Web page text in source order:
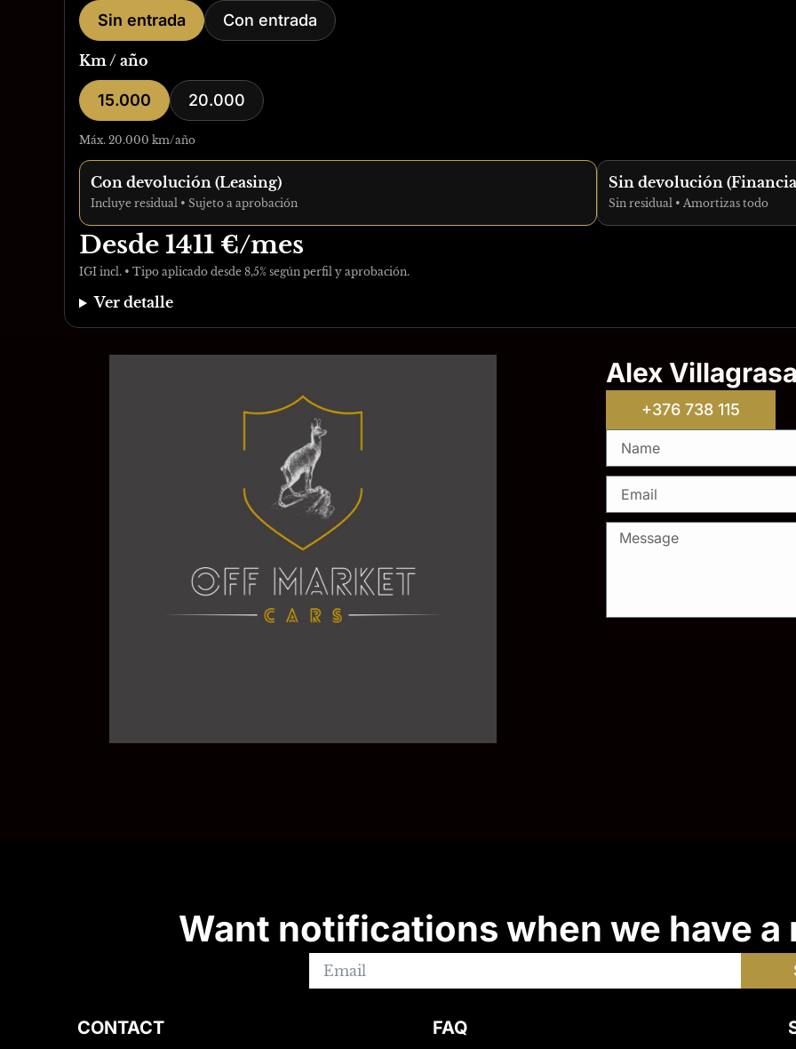
Sin entrada Con entrada
Km / año
15.000 20.000
Máx. 20.000 km/año
Con devolución (Leasing)
Incluye residual • Sujeto a aprobación
Sin devolución
Sin residual • Amortizas todo
Desde 1411 €/mes
IGI incl. • Tipo aplicado desde 8,5% según perfil y aprobación.
Ver detalle
Alex
+376 738 115
Want notifications when we have a
CONTACT FAQ